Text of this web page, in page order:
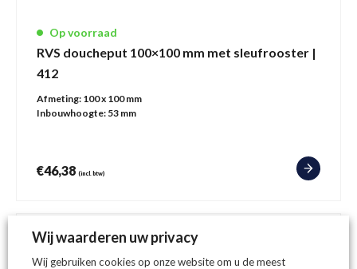
Op voorraad
RVS doucheput 100×100 mm met sleufrooster |
412
Afmeting: 100 x 100 mm
Inbouwhoogte: 53 mm
€46,38 (incl. btw)
Wij waarderen uw privacy
Wij gebruiken cookies op onze website om u de meest